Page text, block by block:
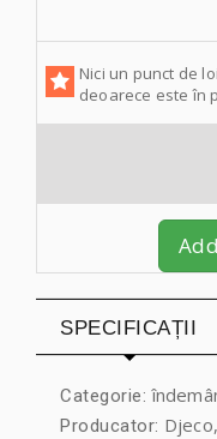
Nici un punct de
deoarece este în
SPECIFICAȚII
Categorie:
Producator: